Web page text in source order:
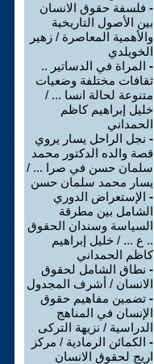
- فلسفة حقوق الانسان
بين الأصول التاريخية
والأهمية المعاصرة / زهير
الخويلدي
- المراة في الدساتير ..
ثقافات مختلفة وضعيات
متنوعة لحالة انسا ... /
خليل إبراهيم كاظم
الحمداني
- نجل الراحل يسار يروي
قصة والده الدكتور محمد
سلمان حسن في صرا ... /
يسار محمد سلمان حسن
- الإستعراض الدوري
الشامل بين مطرقة
السياسة وسندان الحقوق
.. ع ... / خليل إبراهيم
كاظم الحمداني
- نطاق الشامل لحقوق
الانسان / أشرف المجدول
- تضمين مفاهيم حقوق
الإنسان في المناهج
الدراسية / نزيهة التركى
- الكمائن الرمادية / مركز
اريج لحقوق الانسان